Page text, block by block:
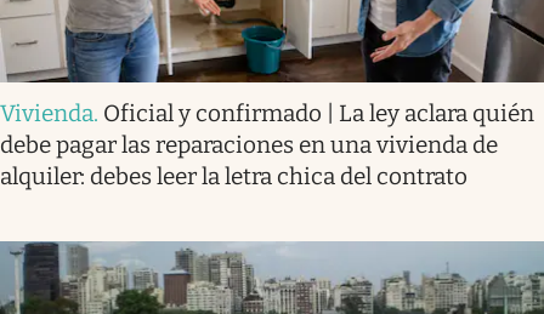
Vivienda. Oficial y confirmado | La ley aclara quién
debe pagar las reparaciones en una vivienda de
alquiler: debes leer la letra chica del contrato